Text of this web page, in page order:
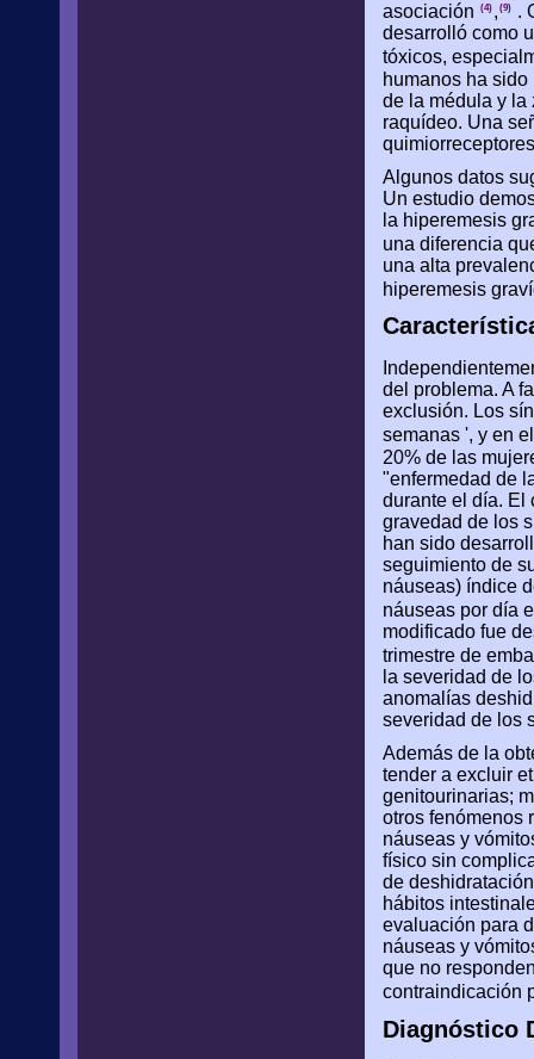
asociación
(4) , (9)
.
desarrolló como
tóxicos,
humanos ha
de la médula y la
raquídeo. Una
Algunos datos
Un estudio
la hiperemesis
una diferencia
una alta
hiperemesis
del problema. A
exclusión. Los
semanas ', y en
20% de las
"enfermedad de
durante el día. El
gravedad de los
han sido
seguimiento de
náuseas) índice
náuseas por día
modificado fue
trimestre de
la severidad de
anomalías
severidad de los
Además de la
tender a excluir
genitourinarias;
otros fenómenos
náuseas y
físico sin
de
hábitos
evaluación para
náuseas y
que no
contraindicación
Diagnóstico